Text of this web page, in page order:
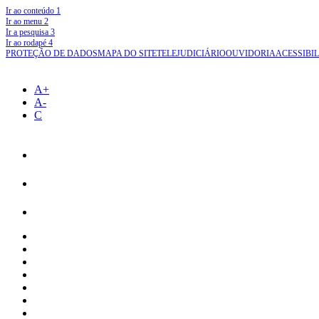
Ir ao conteúdo 1
Ir ao menu 2
Ir a pesquisa 3
Ir ao rodapé 4
PROTEÇÃO DE DADOSMAPA DO SITETELEJUDICIÁRIOOUVIDORIA
A+
A-
C